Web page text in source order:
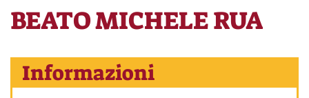
here
BEATO MICHELE RUA
Informazioni